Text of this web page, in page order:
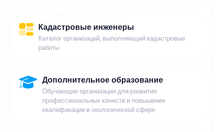
Кадастровые инженеры
Каталог организаций, выполняющий кадастровые
работы
Дополнительное образование
Обучающие организации для развития
профессиональных качеств и повышения
квалификации в экологической сфере